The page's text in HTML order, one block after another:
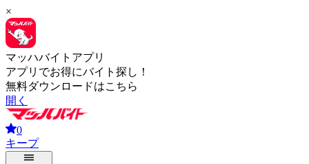
×
マッハバイトアプリ
アプリでお得にバイト探し！
無料ダウンロードはこちら
開く
0
キープ